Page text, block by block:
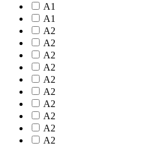
A1
A1
A2
A2
A2
A2
A2
A2
A2
A2
A2
A2